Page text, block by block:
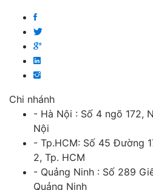
Chi nhánh
- Hà Nội : Số 4 ngõ 172,
Nội
- Tp.HCM: Số 45 Đường
2, Tp. HCM
- Quảng Ninh : Số 289
Quảng Ninh